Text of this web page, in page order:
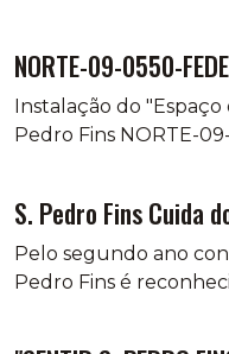
NORTE-09-0550-
Instalação do "Espaço
Pedro Fins NORTE-
S. Pedro Fins Cuida
Pelo segundo ano
Pedro Fins é